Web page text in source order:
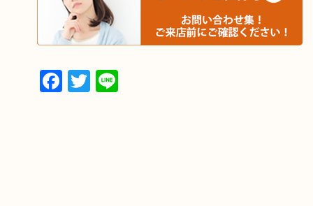
Facebook
Twitter
Line